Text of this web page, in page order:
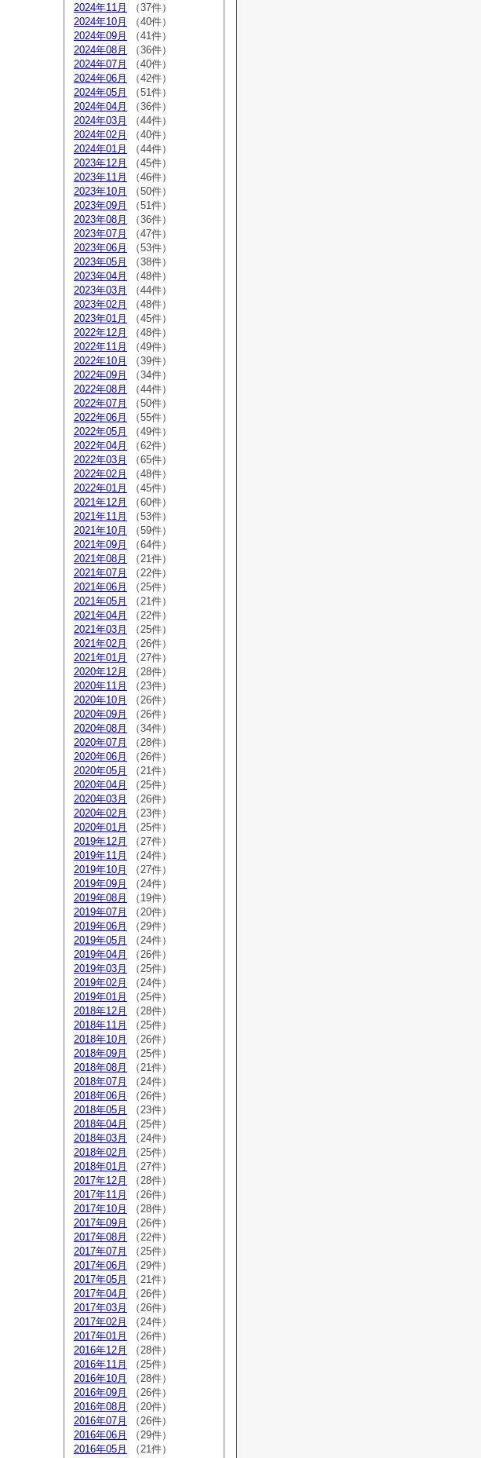
2024年11月
（37件）
2024年10月
（40件）
2024年09月
（41件）
2024年08月
（36件）
2024年07月
（40件）
2024年06月
（42件）
2024年05月
（51件）
2024年04月
（36件）
2024年03月
（44件）
2024年02月
（40件）
2024年01月
（44件）
2023年12月
（45件）
2023年11月
（46件）
2023年10月
（50件）
2023年09月
（51件）
2023年08月
（36件）
2023年07月
（47件）
2023年06月
（53件）
2023年05月
（38件）
2023年04月
（48件）
2023年03月
（44件）
2023年02月
（48件）
2023年01月
（45件）
2022年12月
（48件）
2022年11月
（49件）
2022年10月
（39件）
2022年09月
（34件）
2022年08月
（44件）
2022年07月
（50件）
2022年06月
（55件）
2022年05月
（49件）
2022年04月
（62件）
2022年03月
（65件）
2022年02月
（48件）
2022年01月
（45件）
2021年12月
（60件）
2021年11月
（53件）
2021年10月
（59件）
2021年09月
（64件）
2021年08月
（21件）
2021年07月
（22件）
2021年06月
（25件）
2021年05月
（21件）
2021年04月
（22件）
2021年03月
（25件）
2021年02月
（26件）
2021年01月
（27件）
2020年12月
（28件）
2020年11月
（23件）
2020年10月
（26件）
2020年09月
（26件）
2020年08月
（34件）
2020年07月
（28件）
2020年06月
（26件）
2020年05月
（21件）
2020年04月
（25件）
2020年03月
（26件）
2020年02月
（23件）
2020年01月
（25件）
2019年12月
（27件）
2019年11月
（24件）
2019年10月
（27件）
2019年09月
（24件）
2019年08月
（19件）
2019年07月
（20件）
2019年06月
（29件）
2019年05月
（24件）
2019年04月
（26件）
2019年03月
（25件）
2019年02月
（24件）
2019年01月
（25件）
2018年12月
（28件）
2018年11月
（25件）
2018年10月
（26件）
2018年09月
（25件）
2018年08月
（21件）
2018年07月
（24件）
2018年06月
（26件）
2018年05月
（23件）
2018年04月
（25件）
2018年03月
（24件）
2018年02月
（25件）
2018年01月
（27件）
2017年12月
（28件）
2017年11月
（26件）
2017年10月
（28件）
2017年09月
（26件）
2017年08月
（22件）
2017年07月
（25件）
2017年06月
（29件）
2017年05月
（21件）
2017年04月
（26件）
2017年03月
（26件）
2017年02月
（24件）
2017年01月
（26件）
2016年12月
（28件）
2016年11月
（25件）
2016年10月
（28件）
2016年09月
（26件）
2016年08月
（20件）
2016年07月
（26件）
2016年06月
（29件）
2016年05月
（21件）